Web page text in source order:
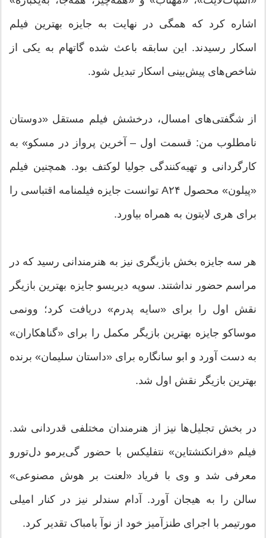
اشاره کرد که همگی در نهایت به جایزه بهترین فیلم
اسکار رسیدند. این سابقه باعث شده گاتهام به یکی از
شاخص‌های پیش‌بینی اسکار تبدیل شود.
از شگفتی‌های امسال، درخشش فیلم مستقل «دوستان
نامطلوب من: قسمت اول – آخرین پرواز در مسکو» به
کارگردانی و تهیه‌کنندگی جولیا لوکتف بود. همچنین فیلم
«پیلون» محصول A۲۴ توانست جایزه فیلمنامه اقتباسی را
برای هری لایتون به همراه بیاورد.
هر سه جایزه بخش بازیگری نیز به هنرمندانی رسید که در
مراسم حضور نداشتند. سوپه دیریسو جایزه بهترین بازیگر
نقش اول را برای «سایه پدرم» دریافت کرد؛ وونمی
موساکو جایزه بهترین بازیگر مکمل را برای «گناهکاران»
به دست آورد و ابو سانگاره برای «داستان سلیمان» برنده
بهترین بازیگر نقش اول شد.
در بخش تجلیل‌ها نیز از هنرمندان مختلفی قدردانی شد.
فیلم «فرانکنشتاین» نتفلیکس با حضور گی‌یرمو دل‌تورو
معرفی شد و وی با فریاد «لعنت بر هوش مصنوعی»
سالن را به هیجان آورد. آدام سندلر نیز در کنار امیلی
مورتیمر با اجرای طنزآمیز خود از نوآ بامباک تقدیر کرد.